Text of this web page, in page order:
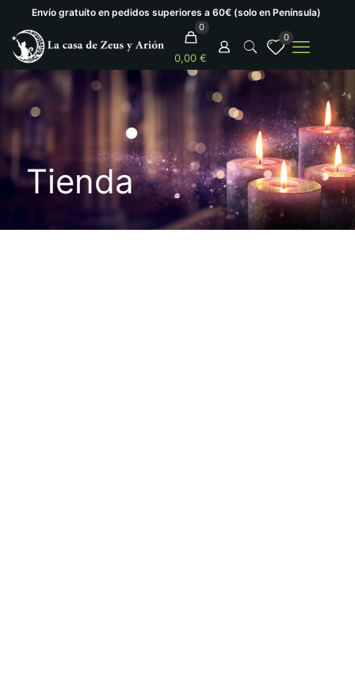
Envío gratuíto en pedidos superiores a 60€ (solo en Península)
0
0,00 €
0
Tienda